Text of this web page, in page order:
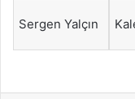
Sergen Yalçın